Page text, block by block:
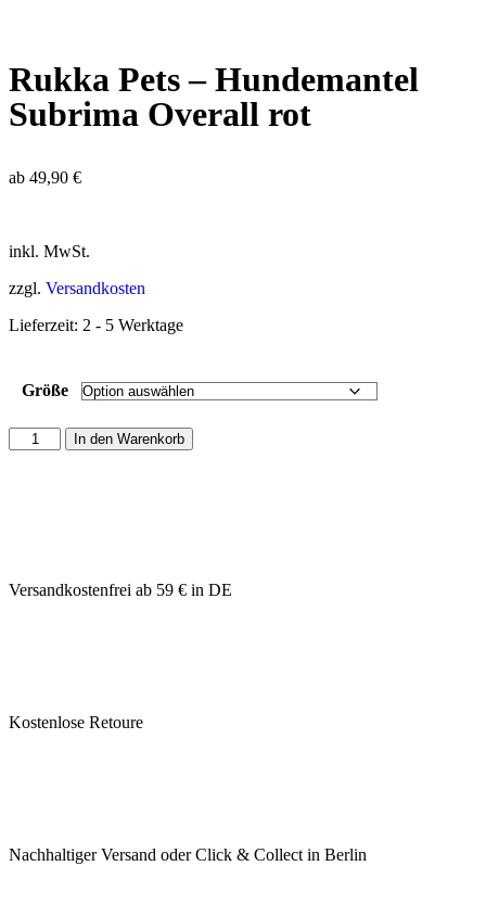
Rukka Pets – Hundemantel
Subrima Overall rot
ab 49,90 €
inkl. MwSt.
zzgl. Versandkosten
Lieferzeit: 2 - 5 Werktage
Größe
In den Warenkorb
Versandkostenfrei ab 59 € in DE
Kostenlose Retoure
Nachhaltiger Versand oder Click & Collect in Berlin